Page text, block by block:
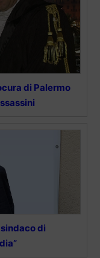
di Palermo
di